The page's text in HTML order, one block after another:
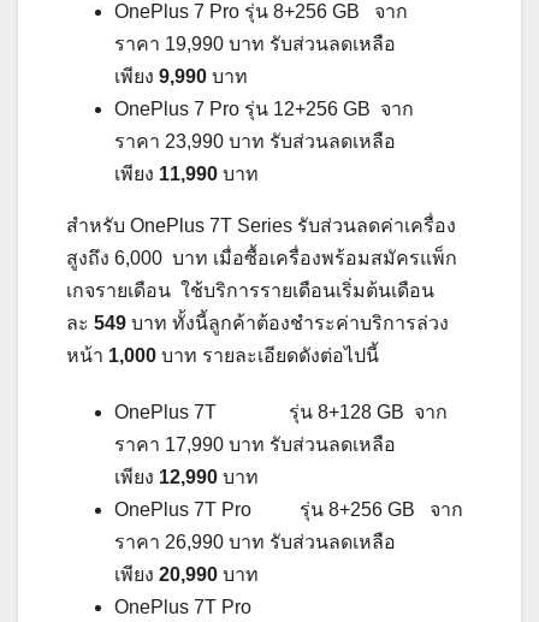
OnePlus 7 Pro รุ่น 8+256 GB จาก
ราคา 19,990 บาท รับส่วนลดเหลือ
เพียง 9,990 บาท
OnePlus 7 Pro รุ่น 12+256 GB จาก
ราคา 23,990 บาท รับส่วนลดเหลือ
เพียง 11,990 บาท
สำหรับ OnePlus 7T Series รับส่วนลดค่าเครื่อง
สูงถึง 6,000 บาท เมื่อซื้อเครื่องพร้อมสมัครแพ็ก
เกจรายเดือน ใช้บริการรายเดือนเริ่มต้นเดือน
ละ 549 บาท ทั้งนี้ลูกค้าต้องชำระค่าบริการล่วง
หน้า 1,000 บาท รายละเอียดดังต่อไปนี้
OnePlus 7T รุ่น 8+128 GB จาก
ราคา 17,990 บาท รับส่วนลดเหลือ
เพียง 12,990 บาท
OnePlus 7T Pro รุ่น 8+256 GB จาก
ราคา 26,990 บาท รับส่วนลดเหลือ
เพียง 20,990 บาท
OnePlus 7T Pro